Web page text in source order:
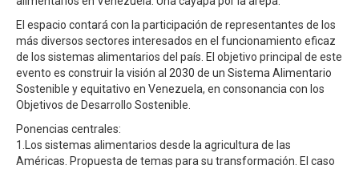
El espacio contará con la participación de representantes de los
más diversos sectores interesados en el funcionamiento eficaz
de los sistemas alimentarios del país. El objetivo principal de este
evento es construir la visión al 2030 de un Sistema Alimentario
Sostenible y equitativo en Venezuela, en consonancia con los
Objetivos de Desarrollo Sostenible.
Ponencias centrales:
1.Los sistemas alimentarios desde la agricultura de las
Américas. Propuesta de temas para su transformación. El caso